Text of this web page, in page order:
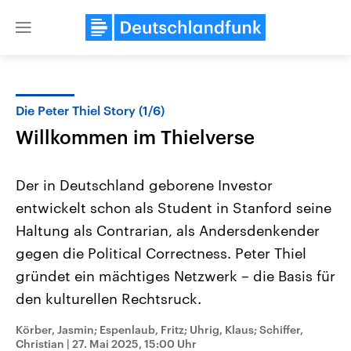
Close
Landtagswahl Sachsen-Anhalt
2026
Alle Informationen
September 2026 einen neuen
Landtag. Seit 2021 wird das
Bundesland von einer Koalition aus
USA
gehören die Vereinigten
den mächtigsten Ländern
Die Peter Thiel Story (1/6)
Willkommen im Thielverse
Der in Deutschland geborene Investor
entwickelt schon als Student in Stanford seine
Haltung als Contrarian, als Andersdenkender
gegen die Political Correctness. Peter Thiel
gründet ein mächtiges Netzwerk – die Basis für
den kulturellen Rechtsruck.
Körber, Jasmin; Espenlaub, Fritz; Uhrig, Klaus; Schiffer,
Christian | 27. Mai 2025, 15:00 Uhr